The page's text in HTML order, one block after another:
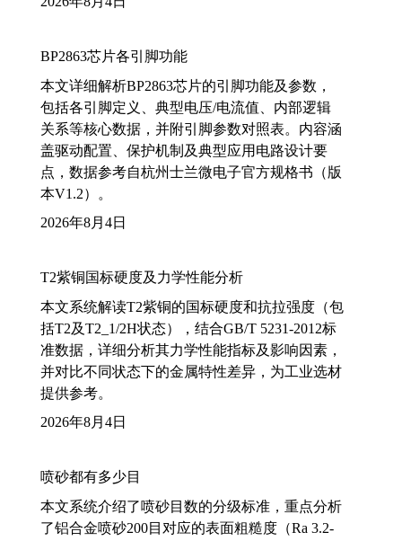
BP2863芯片各引脚功能
本文详细解析BP2863芯片的引脚功能及参数，
包括各引脚定义、典型电压/电流值、内部逻辑
关系等核心数据，并附引脚参数对照表。内容涵
盖驱动配置、保护机制及典型应用电路设计要
点，数据参考自杭州士兰微电子官方规格书（版
本V1.2）。
2026年8月4日
T2紫铜国标硬度及力学性能分析
本文系统解读T2紫铜的国标硬度和抗拉强度（包
括T2及T2_1/2H状态），结合GB/T 5231-2012标
准数据，详细分析其力学性能指标及影响因素，
并对比不同状态下的金属特性差异，为工业选材
提供参考。
2026年8月4日
喷砂都有多少目
本文系统介绍了喷砂目数的分级标准，重点分析
了铝合金喷砂200目对应的表面粗糙度（Ra 3.2-